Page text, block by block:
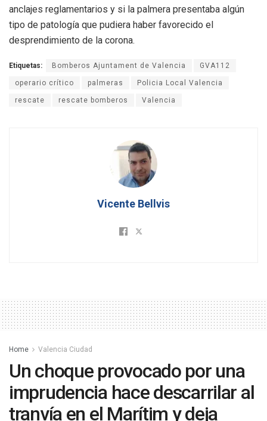
anclajes reglamentarios y si la palmera presentaba algún
tipo de patología que pudiera haber favorecido el
desprendimiento de la corona.
Etiquetas: Bomberos Ajuntament de Valencia GVA112
operario crítico palmeras Policia Local Valencia
rescate rescate bomberos Valencia
Vicente Bellvis
Home Valencia Ciudad
Un choque provocado por una
imprudencia hace descarrilar al
tranvía en el Marítim y deja